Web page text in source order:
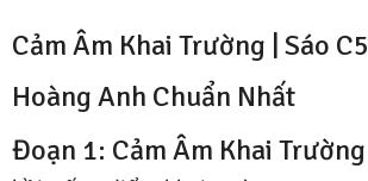
Cảm Âm Khai Trường | Sáo C5
Hoàng Anh Chuẩn Nhất
Đoạn 1: Cảm Âm Khai Trường